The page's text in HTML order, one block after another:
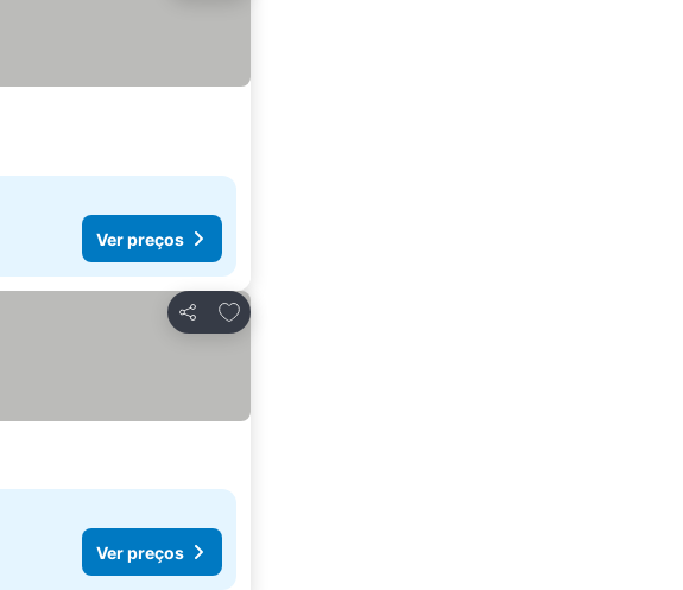
Ver preços
Partilhar
Adicionar aos favoritos
Ver preços